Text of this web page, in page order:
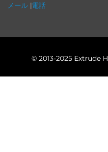
メール |電話
© 2013-2025 Extrude